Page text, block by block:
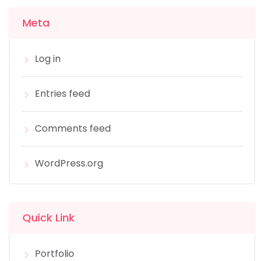
Meta
Log in
Entries feed
Comments feed
WordPress.org
Quick Link
Portfolio